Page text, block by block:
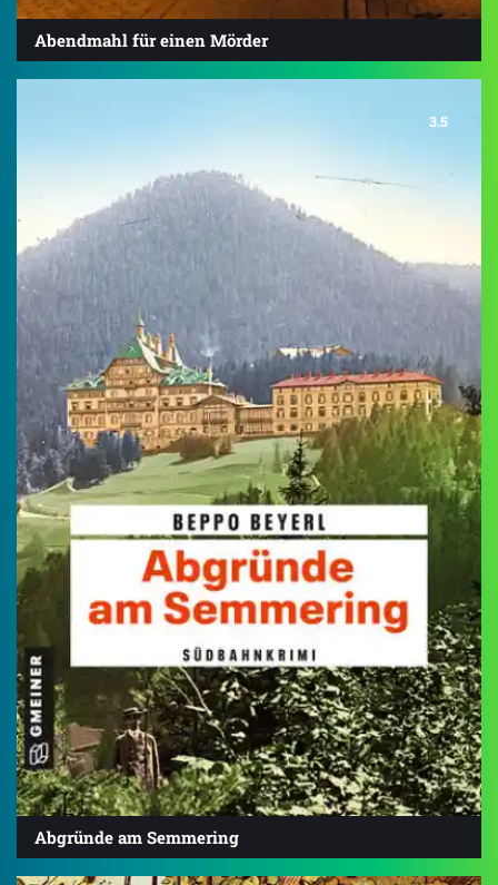
Abendmahl für einen Mörder
3.5
Abgründe am Semmering